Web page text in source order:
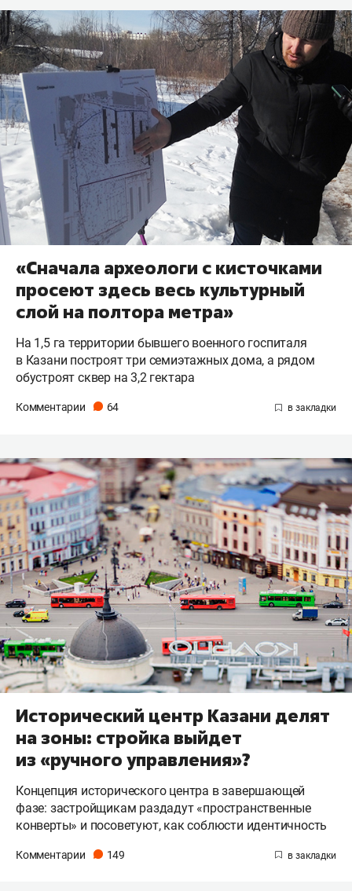
«Сначала археологи с кисточками
просеют здесь весь культурный
слой на полтора метра»
На 1,5 га территории бывшего военного госпиталя
в Казани построят три семиэтажных дома, а рядом
обустроят сквер на 3,2 гектара
Комментарии 64
Исторический центр Казани делят
на зоны: стройка выйдет
из «ручного управления»?
Концепция исторического центра в завершающей
фазе: застройщикам раздадут «пространственные
конверты» и посоветуют, как соблюсти идентичность
Комментарии 149